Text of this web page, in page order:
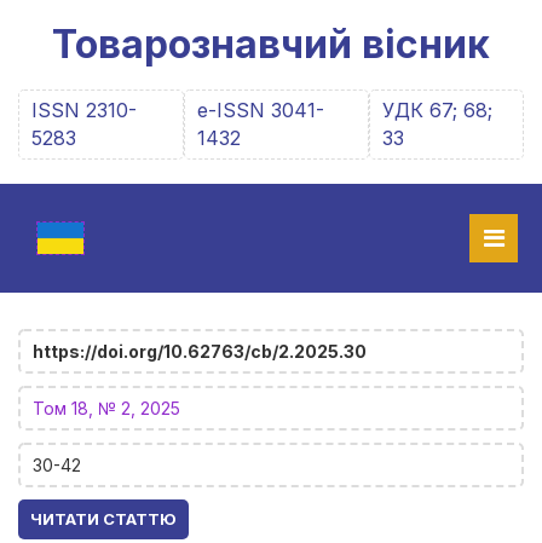
Товарознавчий вісник
ISSN 2310-
5283
e-ISSN 3041-
1432
УДК 67; 68;
33
https://doi.org/10.62763/cb/2.2025.30
Том 18, № 2, 2025
30-42
ЧИТАТИ СТАТТЮ